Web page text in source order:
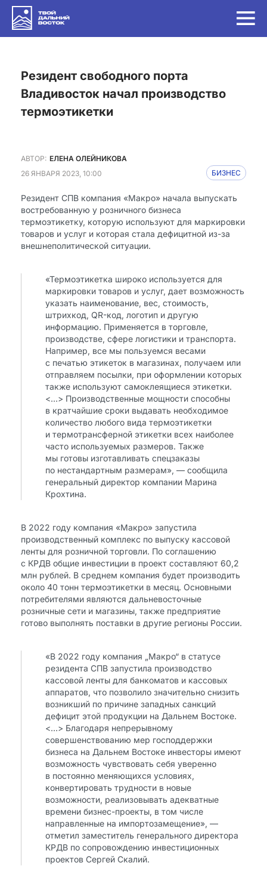
Резидент свободного порта
Владивосток начал производство
термоэтикетки
АВТОР: ЕЛЕНА ОЛЕЙНИКОВА
26 ЯНВАРЯ 2023, 10:00
БИЗНЕС
Резидент СПВ компания «Макро» начала выпускать
востребованную у розничного бизнеса
термоэтикетку, которую используют для маркировки
товаров и услуг и которая стала дефицитной из-за
внешнеполитической ситуации.
«Термоэтикетка широко используется для
маркировки товаров и услуг, дает возможность
указать наименование, вес, стоимость,
штрихкод, QR-код, логотип и другую
информацию. Применяется в торговле,
производстве, сфере логистики и транспорта.
Например, все мы пользуемся весами
с печатью этикеток в магазинах, получаем или
отправляем посылки, при оформлении которых
также используют самоклеящиеся этикетки.
<…> Производственные мощности способны
в кратчайшие сроки выдавать необходимое
количество любого вида термоэтикетки
и термотрансферной этикетки всех наиболее
часто используемых размеров. Также
мы готовы изготавливать спецзаказы
по нестандартным размерам», — сообщила
генеральный директор компании Марина
Крохтина.
В 2022 году компания «Макро» запустила
производственный комплекс по выпуску кассовой
ленты для розничной торговли. По соглашению
с КРДВ общие инвестиции в проект составляют 60,2
млн рублей. В среднем компания будет производить
около 40 тонн термоэтикетки в месяц. Основными
потребителями являются дальневосточные
розничные сети и магазины, также предприятие
готово выполнять поставки в другие регионы России.
«В 2022 году компания „Макро“ в статусе
резидента СПВ запустила производство
кассовой ленты для банкоматов и кассовых
аппаратов, что позволило значительно снизить
возникший по причине западных санкций
дефицит этой продукции на Дальнем Востоке.
<…> Благодаря непрерывному
совершенствованию мер господдержки
бизнеса на Дальнем Востоке инвесторы имеют
возможность чувствовать себя уверенно
в постоянно меняющихся условиях,
конвертировать трудности в новые
возможности, реализовывать адекватные
времени бизнес-проекты, в том числе
направленные на импортозамещение», —
отметил заместитель генерального директора
КРДВ по сопровождению инвестиционных
проектов Сергей Скалий.